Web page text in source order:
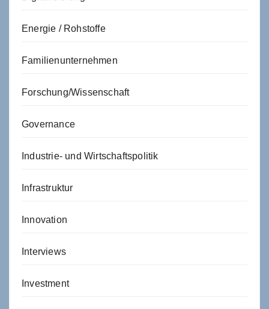
Energie / Rohstoffe
Familienunternehmen
Forschung/Wissenschaft
Governance
Industrie- und Wirtschaftspolitik
Infrastruktur
Innovation
Interviews
Investment